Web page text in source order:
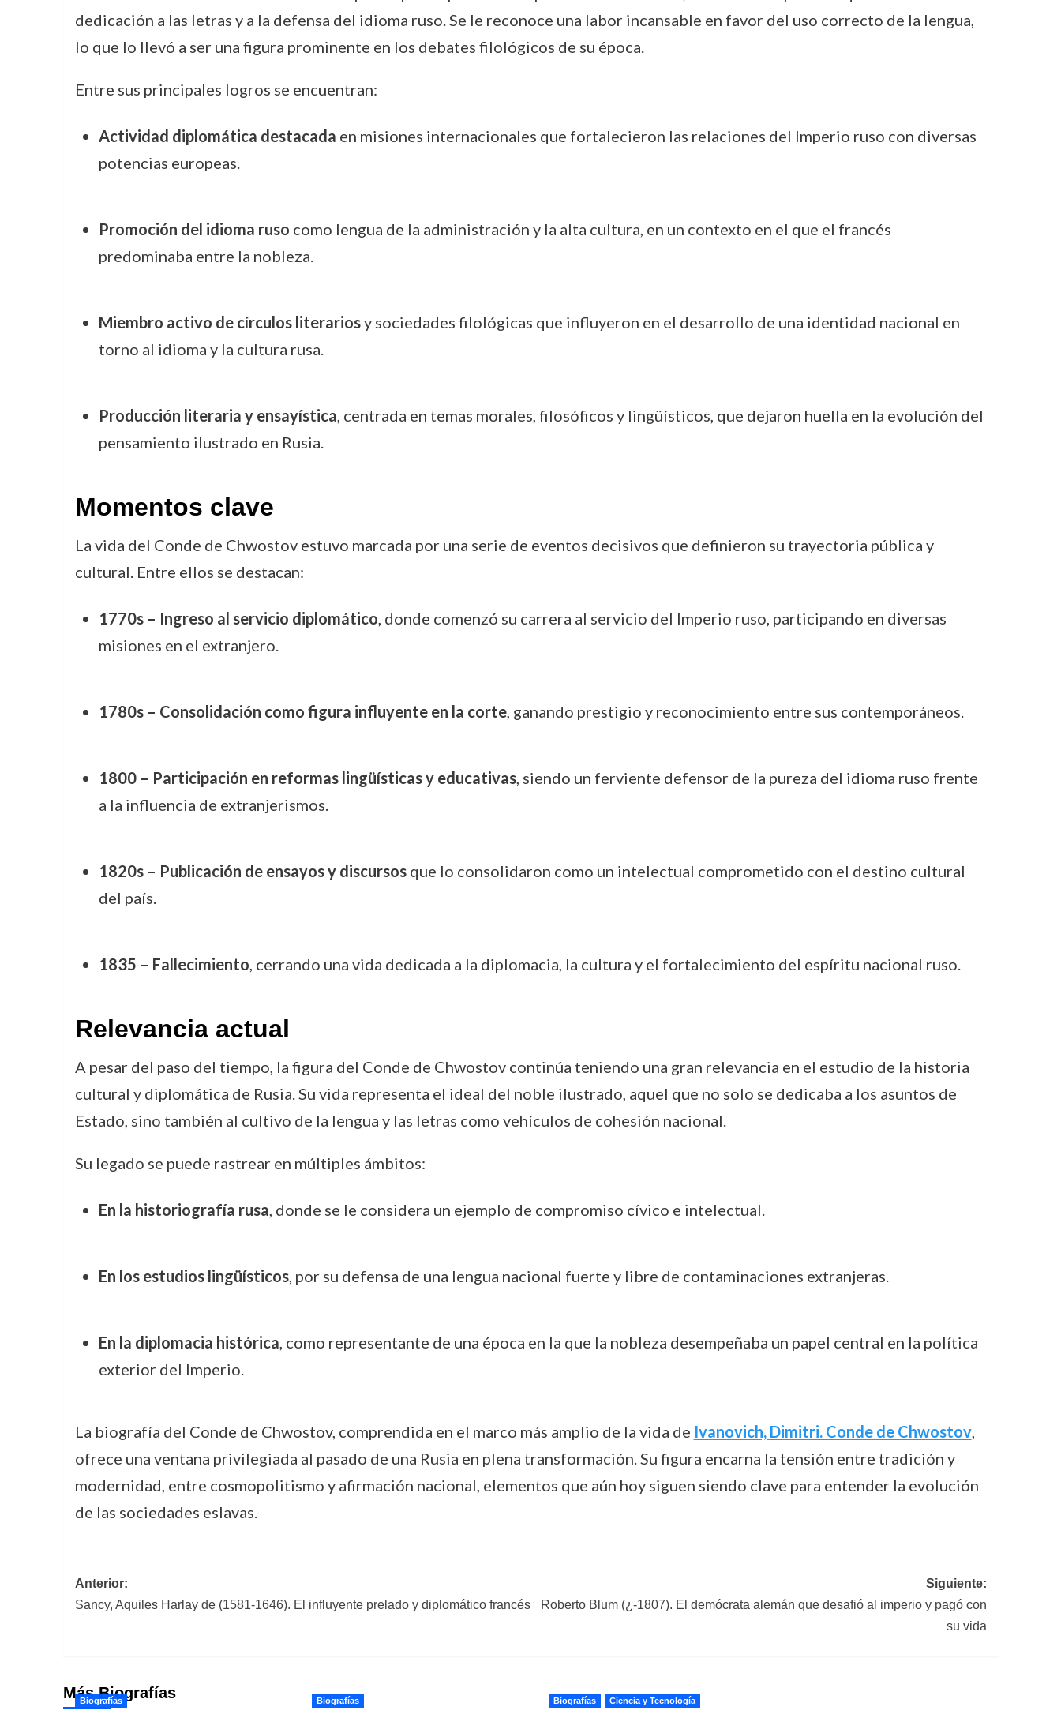
dedicación a las letras y a la defensa del idioma ruso. Se le reconoce una labor incansable en favor del uso correcto de la lengua,
lo que lo llevó a ser una figura prominente en los debates filológicos de su época.
Entre sus principales logros se encuentran:
Actividad diplomática destacada en misiones internacionales que fortalecieron las relaciones del Imperio ruso con diversas
potencias europeas.
Promoción del idioma ruso como lengua de la administración y la alta cultura, en un contexto en el que el francés
predominaba entre la nobleza.
Miembro activo de círculos literariosy sociedades filológicas que influyeron en el desarrollo de una identidad nacional en
torno al idioma y la cultura rusa.
Producción literaria y ensayística, centrada en temas morales, filosóficos y lingüísticos, que dejaron huella en la evolución del
pensamiento ilustrado en Rusia.
Momentos clave
La vida del Conde de Chwostov estuvo marcada por una serie de eventos decisivos que definieron su trayectoria pública y
cultural. Entre ellos se destacan:
1770s – Ingreso al servicio diplomático, donde comenzó su carrera al servicio del Imperio ruso, participando en diversas
misiones en el extranjero.
1780s – Consolidación como figura influyente en la corte, ganando prestigio y reconocimiento entre sus contemporáneos.
1800 – Participación en reformas lingüísticas y educativas, siendo un ferviente defensor de la pureza del idioma ruso frente
a la influencia de extranjerismos.
1820s – Publicación de ensayos y discursosque lo consolidaron como un intelectual comprometido con el destino cultural
del país.
1835 – Fallecimiento, cerrando una vida dedicada a la diplomacia, la cultura y el fortalecimiento del espíritu nacional ruso.
Relevancia actual
A pesar del paso del tiempo, la figura del Conde de Chwostov continúa teniendo una gran relevancia en el estudio de la historia
cultural y diplomática de Rusia. Su vida representa el ideal del noble ilustrado, aquel que no solo se dedicaba a los asuntos de
Estado, sino también al cultivo de la lengua y las letras como vehículos de cohesión nacional.
Su legado se puede rastrear en múltiples ámbitos:
En la historiografía rusa, donde se le considera un ejemplo de compromiso cívico e intelectual.
En los estudios lingüísticos, por su defensa de una lengua nacional fuerte y libre de contaminaciones extranjeras.
En la diplomacia histórica, como representante de una época en la que la nobleza desempeñaba un papel central en la política
exterior del Imperio.
La biografía del Conde de Chwostov, comprendida en el marco más amplio de la vida de Ivanovich, Dimitri. Conde de Chwostov,
ofrece una ventana privilegiada al pasado de una Rusia en plena transformación. Su figura encarna la tensión entre tradición y
modernidad, entre cosmopolitismo y afirmación nacional, elementos que aún hoy siguen siendo clave para entender la evolución
de las sociedades eslavas.
Navegación
Anterior:
Sancy, Aquiles Harlay de (1581-1646). El influyente prelado y diplomático francés
Siguiente:
Roberto Blum (¿-1807). El demócrata alemán que desafió al imperio y pagó con
su vida
Más Biografías
Biografías Biografías Biografías Ciencia y Tecnología